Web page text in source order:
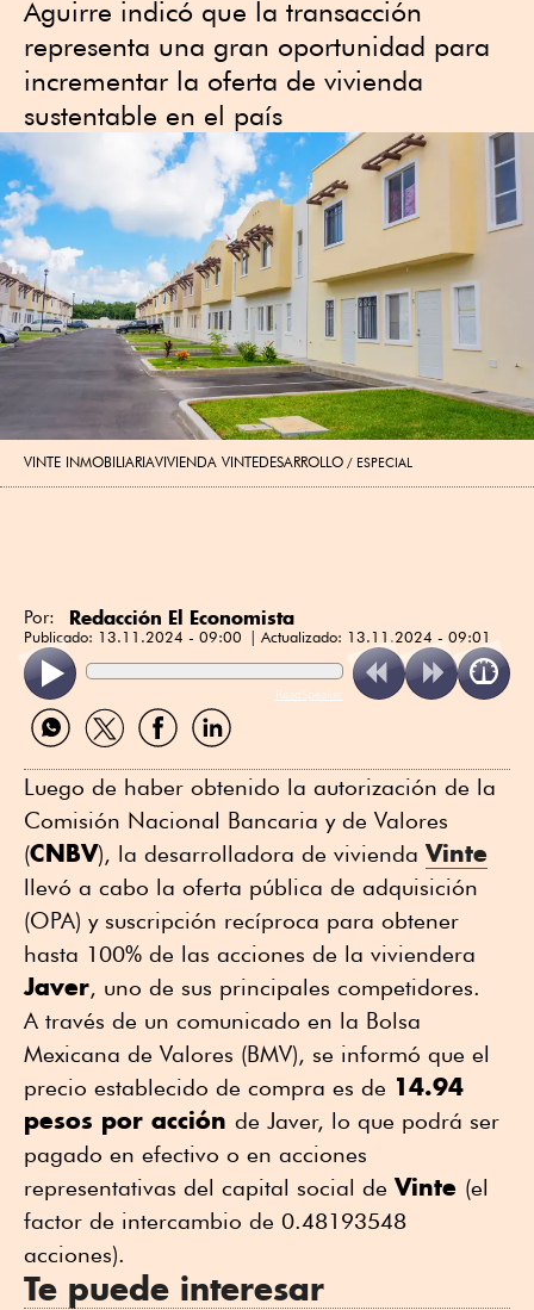
Aguirre indicó que la transacción
representa una gran oportunidad para
incrementar la oferta de vivienda
sustentable en el país
VINTE INMOBILIARIAVIVIENDA VINTEDESARROLLO ESPECIAL
Por: Redacción El Economista
Publicado: 13.11.2024 - 09:00 Actualizado: 13.11.2024 - 09:01
ReadSpeaker
Compartir
por
Compartir
por
Compartir
por
Compartir
por
Luego de haber obtenido la autorización de la
Comisión Nacional Bancaria y de Valores
(CNBV), la desarrolladora de vivienda Vinte
llevó a cabo la oferta pública de adquisición
(OPA) y suscripción recíproca para obtener
hasta 100% de las acciones de la viviendera
Javer, uno de sus principales competidores.
A través de un comunicado en la Bolsa
Mexicana de Valores (BMV), se informó que el
precio establecido de compra es de 14.94
pesos por acción de Javer, lo que podrá ser
pagado en efectivo o en acciones
representativas del capital social deVinte (el
factor de intercambio de 0.48193548
acciones).
Te puede interesar